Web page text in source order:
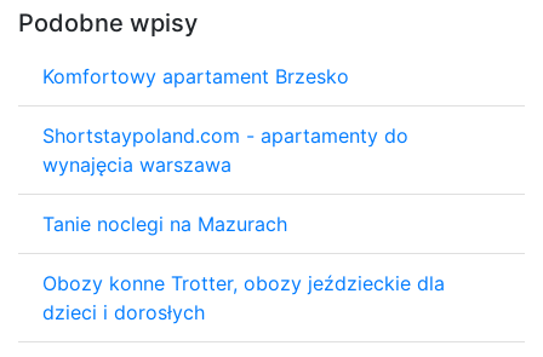
Podobne wpisy
Komfortowy apartament Brzesko
Shortstaypoland.com - apartamenty do
wynajęcia warszawa
Tanie noclegi na Mazurach
Obozy konne Trotter, obozy jeździeckie dla
dzieci i dorosłych